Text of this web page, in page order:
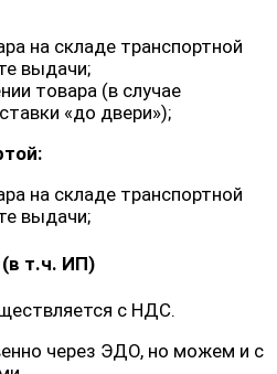
на складе транспортной
выдачи;
товара (в случае
«до двери»);
на складе транспортной
выдачи;
т.ч. ИП)
с НДС.
через ЭДО, но можем и с